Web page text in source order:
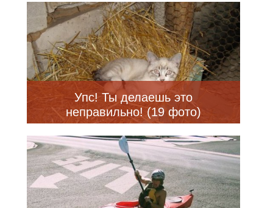
Упс! Ты делаешь это
неправильно! (19 фото)